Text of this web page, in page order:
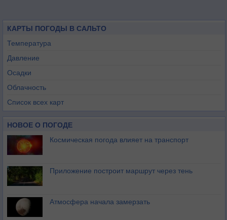
КАРТЫ ПОГОДЫ В САЛЬТО
Температура
Давление
Осадки
Облачность
Список всех карт
НОВОЕ О ПОГОДЕ
Космическая погода влияет на транспорт
Приложение построит маршрут через тень
Атмосфера начала замерзать